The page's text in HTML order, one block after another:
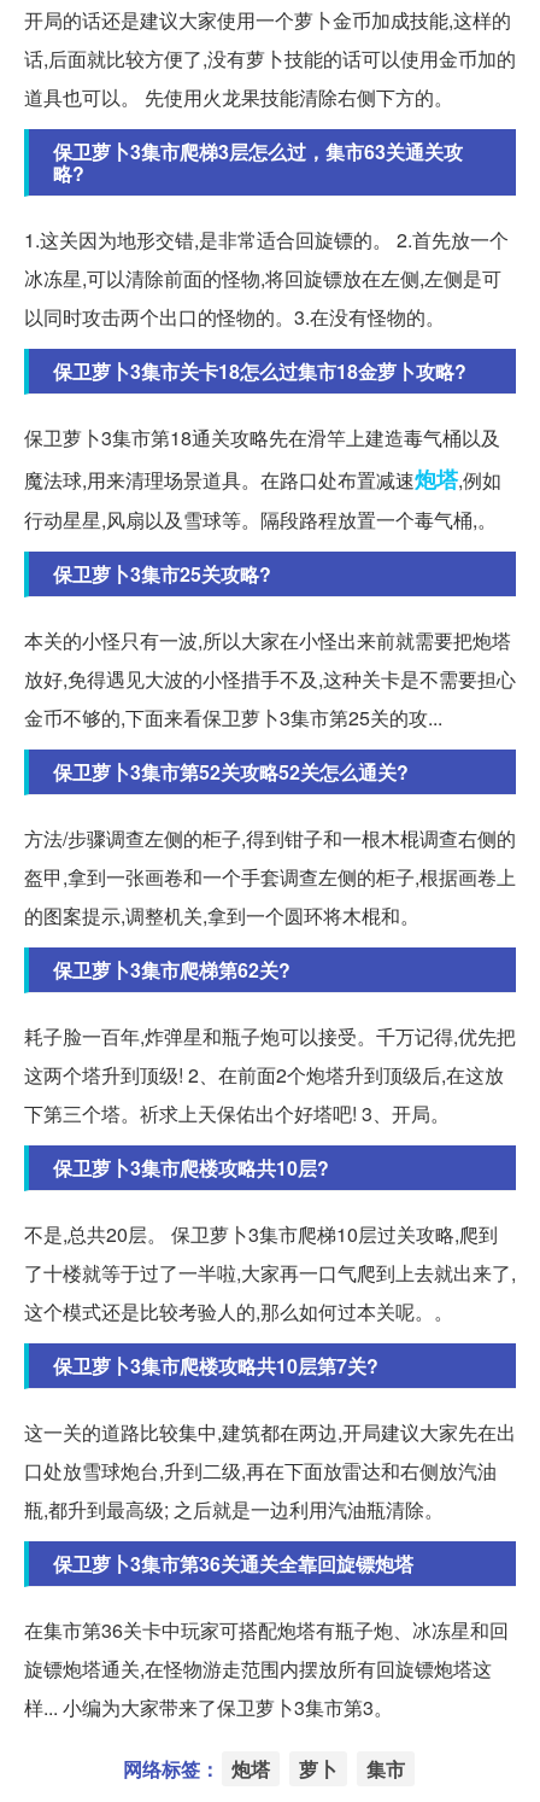
开局的话还是建议大家使用一个萝卜金币加成技能,这样的
话,后面就比较方便了,没有萝卜技能的话可以使用金币加的
道具也可以。 先使用火龙果技能清除右侧下方的。
保卫萝卜3集市爬梯3层怎么过，集市63关通关攻
略?
1.这关因为地形交错,是非常适合回旋镖的。 2.首先放一个
冰冻星,可以清除前面的怪物,将回旋镖放在左侧,左侧是可
以同时攻击两个出口的怪物的。3.在没有怪物的。
保卫萝卜3集市关卡18怎么过集市18金萝卜攻略?
保卫萝卜3集市第18通关攻略先在滑竿上建造毒气桶以及
魔法球,用来清理场景道具。在路口处布置减速炮塔,例如
行动星星,风扇以及雪球等。隔段路程放置一个毒气桶,。
保卫萝卜3集市25关攻略?
本关的小怪只有一波,所以大家在小怪出来前就需要把炮塔
放好,免得遇见大波的小怪措手不及,这种关卡是不需要担心
金币不够的,下面来看保卫萝卜3集市第25关的攻...
保卫萝卜3集市第52关攻略52关怎么通关?
方法/步骤调查左侧的柜子,得到钳子和一根木棍调查右侧的
盔甲,拿到一张画卷和一个手套调查左侧的柜子,根据画卷上
的图案提示,调整机关,拿到一个圆环将木棍和。
保卫萝卜3集市爬梯第62关?
耗子脸一百年,炸弹星和瓶子炮可以接受。千万记得,优先把
这两个塔升到顶级! 2、在前面2个炮塔升到顶级后,在这放
下第三个塔。祈求上天保佑出个好塔吧! 3、开局。
保卫萝卜3集市爬楼攻略共10层?
不是,总共20层。 保卫萝卜3集市爬梯10层过关攻略,爬到
了十楼就等于过了一半啦,大家再一口气爬到上去就出来了,
这个模式还是比较考验人的,那么如何过本关呢。。
保卫萝卜3集市爬楼攻略共10层第7关?
这一关的道路比较集中,建筑都在两边,开局建议大家先在出
口处放雪球炮台,升到二级,再在下面放雷达和右侧放汽油
瓶,都升到最高级; 之后就是一边利用汽油瓶清除。
保卫萝卜3集市第36关通关全靠回旋镖炮塔
在集市第36关卡中玩家可搭配炮塔有瓶子炮、冰冻星和回
旋镖炮塔通关,在怪物游走范围内摆放所有回旋镖炮塔这
样... 小编为大家带来了保卫萝卜3集市第3。
网络标签： 炮塔 萝卜 集市